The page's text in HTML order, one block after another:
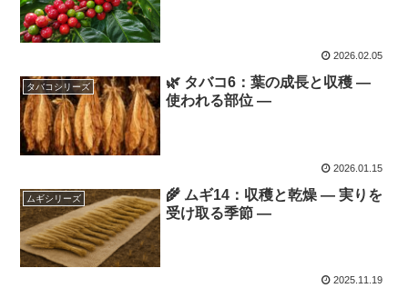
2026.02.05
タバコシリーズ
🌿 タバコ6：葉の成長と収穫 ―
使われる部位 ―
2026.01.15
ムギシリーズ
🌾 ムギ14：収穫と乾燥 ― 実りを
受け取る季節 ―
2025.11.19